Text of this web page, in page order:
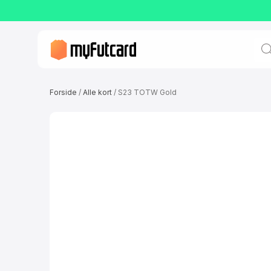
Forside / Alle kort / S23 TOTW Gold